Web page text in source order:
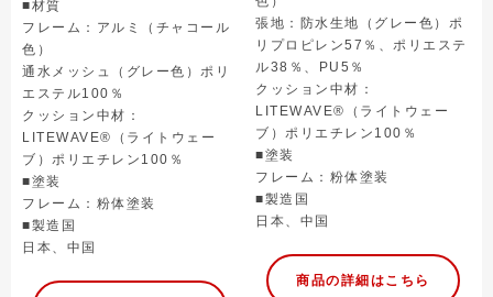
■材質
フレーム：アルミ（チャコール
色）
通水メッシュ（グレー色）ポリ
エステル100％
クッション中材：
LITEWAVE®（ライトウェー
ブ）ポリエチレン100％
■塗装
フレーム：粉体塗装
■製造国
日本、中国
張地：防水生地（グレー色）ポ
リプロピレン57％、ポリエステ
ル38％、PU5％
クッション中材：
LITEWAVE®（ライトウェー
ブ）ポリエチレン100％
■塗装
フレーム：粉体塗装
■製造国
日本、中国
商品の詳細はこちら